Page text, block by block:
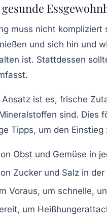
muss nicht
und sich hin und
ist. Stattdessen
ist es, frische
sind. Dies
Tipps, um den
Obst und Gemüse in
Zucker und Salz in
Voraus, um schnelle,
um